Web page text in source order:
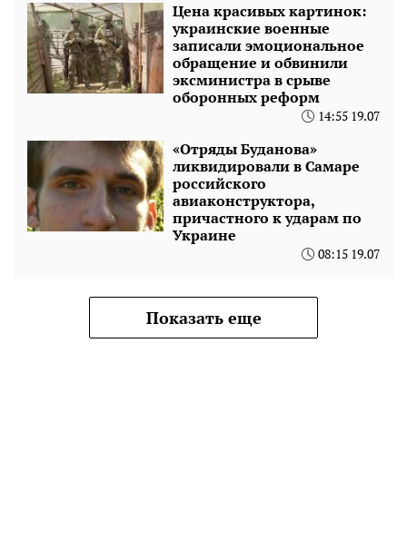
Цена красивых картинок:
украинские военные
записали эмоциональное
обращение и обвинили
эксминистра в срыве
оборонных реформ
14:55 19.07
«Отряды Буданова»
ликвидировали в Самаре
российского
авиаконструктора,
причастного к ударам по
Украине
08:15 19.07
Показать еще